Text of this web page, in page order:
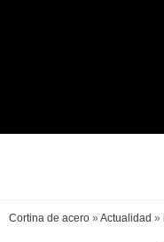
Cortina de acero » Actualidad »